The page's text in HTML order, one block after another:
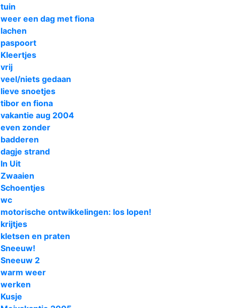
tuin
weer een dag met fiona
lachen
paspoort
Kleertjes
vrij
veel/niets gedaan
lieve snoetjes
tibor en fiona
vakantie aug 2004
even zonder
badderen
dagje strand
In Uit
Zwaaien
Schoentjes
wc
motorische ontwikkelingen: los lopen!
krijtjes
kletsen en praten
Sneeuw!
Sneeuw 2
warm weer
werken
Kusje